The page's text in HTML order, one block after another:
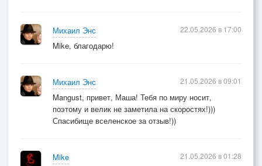
Михаил Энс
Mike, благодарю!
22.05.2026 в 17:00
Михаил Энс
Mangust, привет, Маша! Тебя по миру носит,
поэтому и велик не заметила на скоростях!)))
Спасибище вселенское за отзыв!))
21.05.2026 в 09:01
Mike
21.05.2026 в 01:28